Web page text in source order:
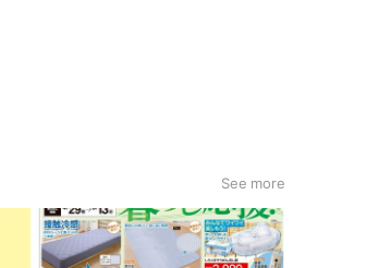
See more